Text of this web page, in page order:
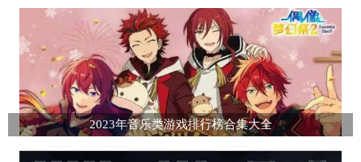
2023年音乐类游戏排行榜合集大全